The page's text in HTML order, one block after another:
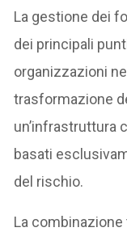
La gestione dei
dei principali
organizzazioni
trasformazione
un’infrastruttura
basati
del rischio.
La combinazione